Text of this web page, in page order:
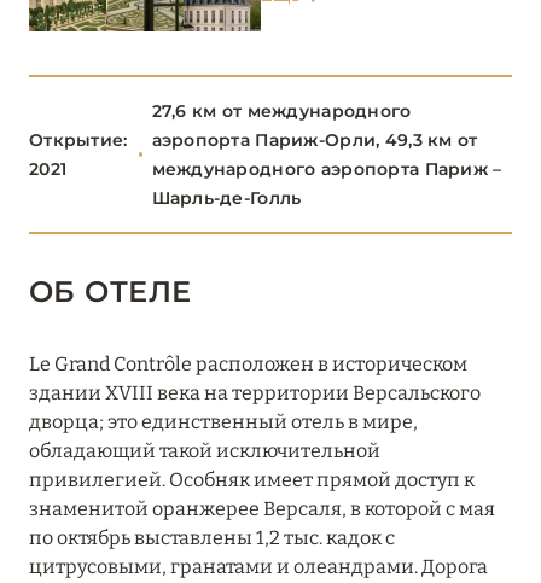
ОВЕРНЬ-РОНА-АЛЬПЫ
ОКСИТАНИЯ
ПАРИЖ 46
ПРОВАНС
Открытие:
2021
27,6 км от международного
аэропорта Париж-Орли, 49,3 км от
международного аэропорта Париж –
Шарль-де-Голль
ОБ ОТЕЛЕ
Le Grand Contrôle расположен в историческом
здании XVIII века на территории Версальского
дворца; это единственный отель в мире,
обладающий такой исключительной
привилегией. Особняк имеет прямой доступ к
знаменитой оранжерее Версаля, в которой с мая
по октябрь выставлены 1,2 тыс. кадок с
цитрусовыми, гранатами и олеандрами. Дорога